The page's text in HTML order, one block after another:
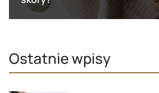
Ostatnie wpisy